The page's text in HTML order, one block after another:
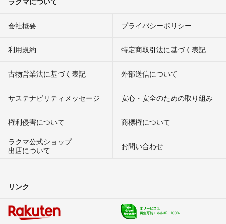
会社概要 プライバシーポリシー
利用規約 特定商取引法に基づく表記
古物営業法に基づく表記 外部送信について
サステナビリティメッセージ 安心・安全のための取り組み
権利侵害について
商標権について
ラクマ公式ショップ
出店について
お問い合わせ
リンク